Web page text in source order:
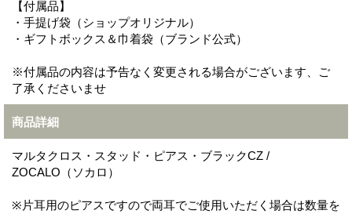
【付属品】
・手提げ袋（ショップオリジナル）
・ギフトボックス＆巾着袋（ブランド公式）
※付属品の内容は予告なく変更される場合がございます、ご
了承くださいませ
商品詳細
マルタクロス・スタッド・ピアス・ブラックCZ /
ZOCALO（ソカロ）
※片耳用のピアスですので両耳でご使用いただく場合は数量を